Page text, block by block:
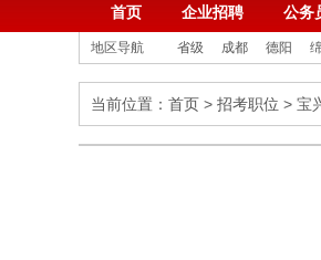
首页 企业招聘 公务
地区导航 省级 成都 德阳
当前位置： 首页 > 招考职位 > 宝